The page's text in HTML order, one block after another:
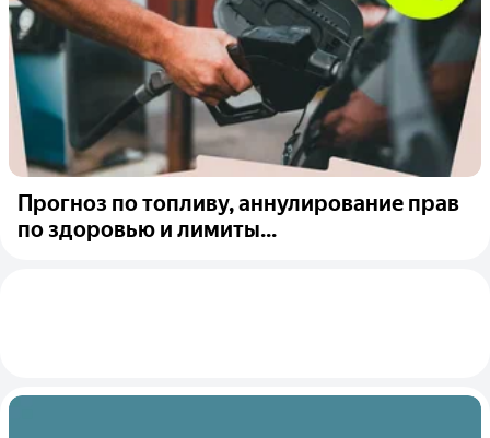
Прогноз по топливу, аннулирование прав
по здоровью и лимиты...